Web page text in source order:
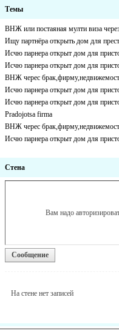
Темы
ВНЖ или постаяная мулти виза
Ищу партнёра открыть дом для
Исчю парнера открыт дом для
Исчю парнера открыт дом для
ВНЖ черес
Исчю парнера открыт дом для
Исчю парнера открыт дом для
Pradojotsa firma
ВНЖ черес
Исчю парнера открыт дом для
Стена
Вам надо
Сообщение
На стене нет записей